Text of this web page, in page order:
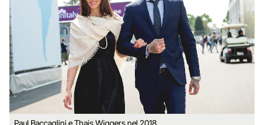
Paul Baccaglini e Thais Wiggers nel 2018